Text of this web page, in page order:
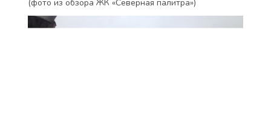
(фото из обзора ЖК «Северная палитра»)